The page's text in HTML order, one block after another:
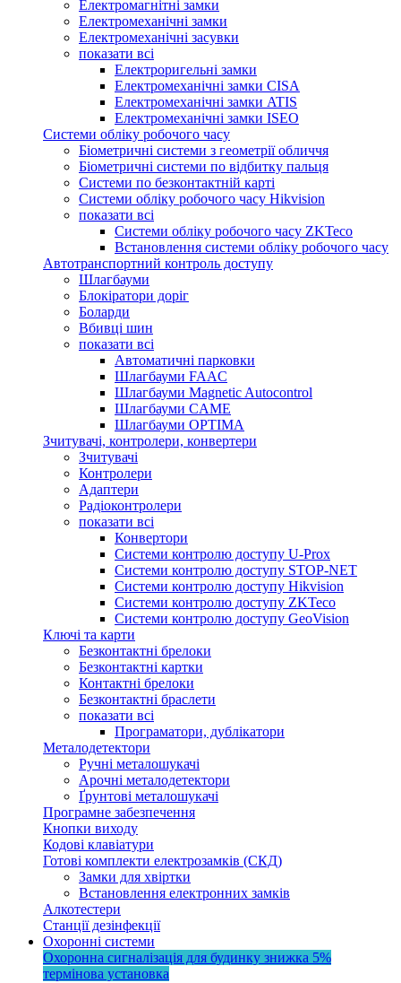
Електромагнітні замки
Електромеханічні замки
Електромеханічні засувки
показати всі
Електроригельні замки
Електромеханічні замки CISA
Електромеханічні замки ATIS
Електромеханічні замки ISEO
Системи обліку робочого часу
Біометричні системи з геометрії обличчя
Біометричні системи по відбитку пальця
Системи по безконтактній карті
Системи обліку робочого часу Hikvision
показати всі
Системи обліку робочого часу ZKTeco
Встановлення системи обліку робочого часу
Автотранспортний контроль доступу
Шлагбауми
Блокіратори доріг
Боларди
Вбивці шин
показати всі
Автоматичні парковки
Шлагбауми FAAC
Шлагбауми Magnetic Autocontrol
Шлагбауми CAME
Шлагбауми OPTIMA
Зчитувачі, контролери, конвертери
Зчитувачі
Контролери
Адаптери
Радіоконтролери
показати всі
Конвертори
Системи контролю доступу U-Prox
Системи контролю доступу STOP-NET
Системи контролю доступу Hikvision
Системи контролю доступу ZKTeco
Системи контролю доступу GeoVision
Ключі та карти
Безконтактні брелоки
Безконтактні картки
Контактні брелоки
Безконтактні браслети
показати всі
Програматори, дублікатори
Металодетектори
Ручні металошукачі
Арочні металодетектори
Ґрунтові металошукачі
Програмне забезпечення
Кнопки виходу
Кодові клавіатури
Готові комплекти електрозамків (СКД)
Замки для хвіртки
Встановлення електронних замків
Алкотестери
Станції дезінфекції
Охоронні системи
Охоронна сигналізація для будинку знижка 5%
термінова установка